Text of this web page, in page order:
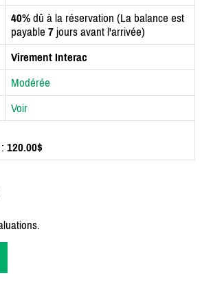
40% dû à la réservation (La balance est
payable 7 jours avant l'arrivée)
Virement Interac
Modérée
Voir
120.00$